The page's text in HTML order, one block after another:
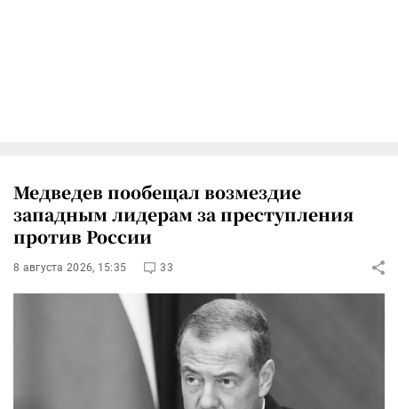
Медведев пообещал возмездие
западным лидерам за преступления
против России
8 августа 2026, 15:35 33